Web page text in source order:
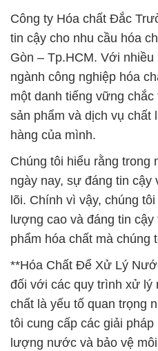
Công ty Hóa chất Đắc
tin cậy cho nhu cầu hóa
Gòn – Tp.HCM. Với
ngành công nghiệp hóa
một danh tiếng vững
sản phẩm và dịch vụ chất
hàng của mình.
Chúng tôi hiểu rằng trong
ngày nay, sự đáng tin cậy
lõi. Chính vì vậy, chúng
lượng cao và đáng tin
phẩm hóa chất mà chúng
**Hóa Chất Để Xử Lý
đối với các quy trình xử
chất là yếu tố quan trọng
tôi cung cấp các giải
lượng nước và bảo vệ